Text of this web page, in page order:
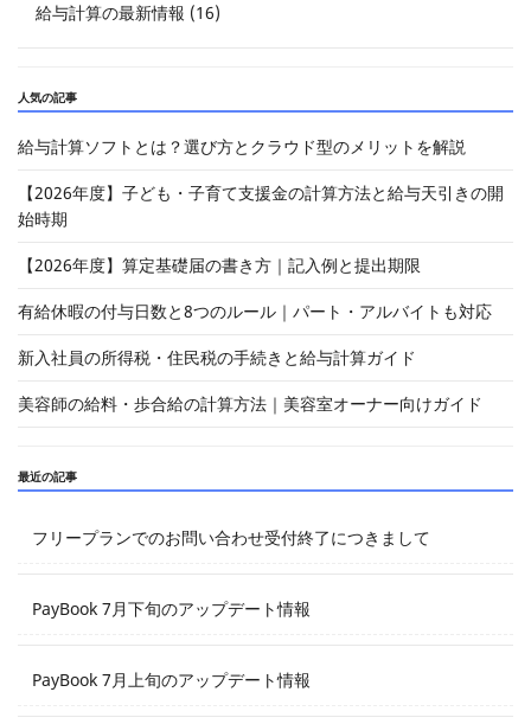
給与計算の最新情報 (16)
人気の記事
給与計算ソフトとは？選び方とクラウド型のメリットを解説
【2026年度】子ども・子育て支援金の計算方法と給与天引きの開
始時期
【2026年度】算定基礎届の書き方｜記入例と提出期限
有給休暇の付与日数と8つのルール｜パート・アルバイトも対応
新入社員の所得税・住民税の手続きと給与計算ガイド
美容師の給料・歩合給の計算方法｜美容室オーナー向けガイド
最近の記事
フリープランでのお問い合わせ受付終了につきまして
PayBook 7月下旬のアップデート情報
PayBook 7月上旬のアップデート情報